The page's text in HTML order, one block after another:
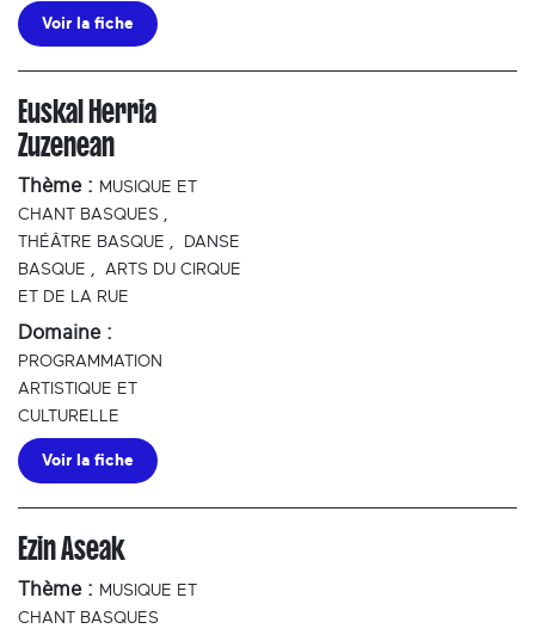
Voir la fiche
Euskal Herria
Zuzenean
Thème : MUSIQUE ET
CHANT BASQUES ,
THÉÂTRE BASQUE ,
DANSE
BASQUE , ARTS DU CIRQUE
ET DE LA RUE
Domaine :
PROGRAMMATION
ARTISTIQUE ET
CULTURELLE
Voir la fiche
Ezin Aseak
Thème : MUSIQUE ET
CHANT BASQUES